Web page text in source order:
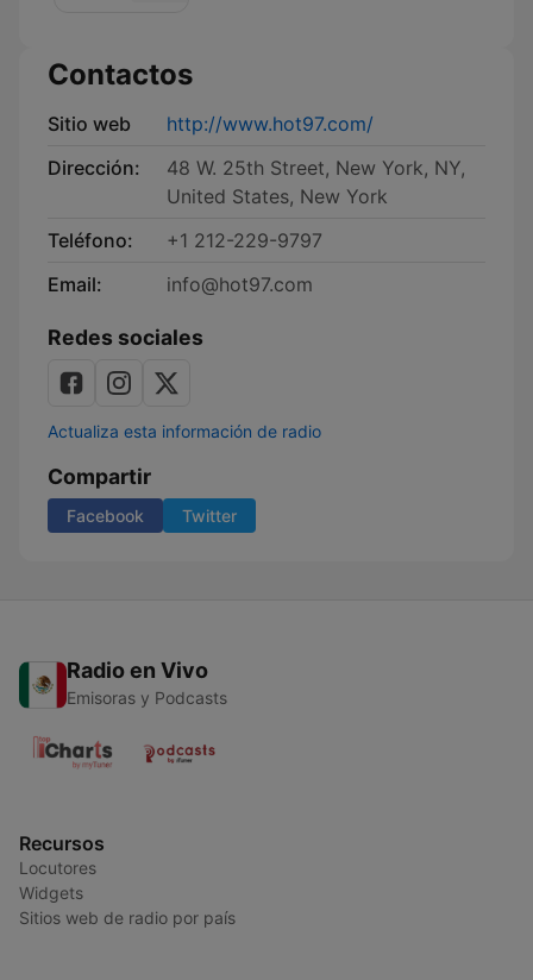
Contactos
Sitio web
http://www.hot97.com/
Dirección:
48 W. 25th Street, New York, NY,
United States, New York
Teléfono:
+1 212-229-9797
Email:
info@hot97.com
Redes sociales
Actualiza esta información de radio
Compartir
Facebook Twitter
Radio en Vivo
Emisoras y Podcasts
Recursos
Locutores
Widgets
Sitios web de radio por país